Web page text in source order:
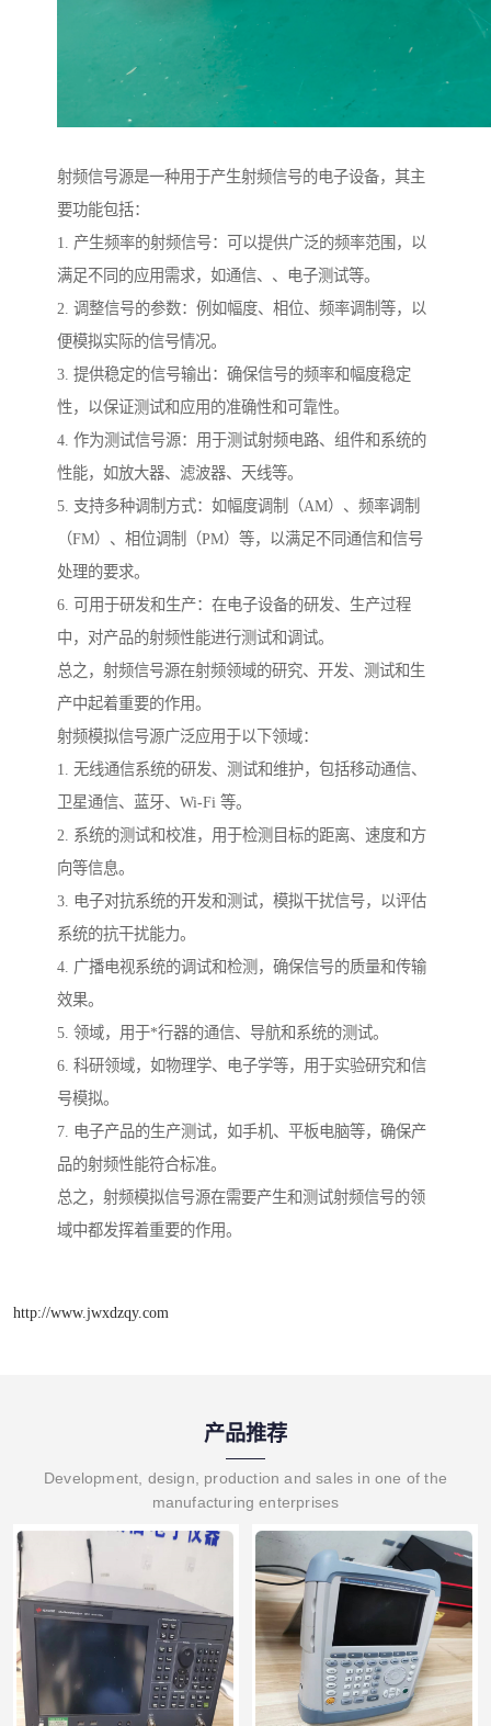
射频信号源是一种用于产生射频信号的电子设备，其主
要功能包括：
1. 产生频率的射频信号：可以提供广泛的频率范围，以
满足不同的应用需求，如通信、、电子测试等。
2. 调整信号的参数：例如幅度、相位、频率调制等，以
便模拟实际的信号情况。
3. 提供稳定的信号输出：确保信号的频率和幅度稳定
性，以保证测试和应用的准确性和可靠性。
4. 作为测试信号源：用于测试射频电路、组件和系统的
性能，如放大器、滤波器、天线等。
5. 支持多种调制方式：如幅度调制（AM）、频率调制
（FM）、相位调制（PM）等，以满足不同通信和信号
处理的要求。
6. 可用于研发和生产：在电子设备的研发、生产过程
中，对产品的射频性能进行测试和调试。
总之，射频信号源在射频领域的研究、开发、测试和生
产中起着重要的作用。
射频模拟信号源广泛应用于以下领域：
1. 无线通信系统的研发、测试和维护，包括移动通信、
卫星通信、蓝牙、Wi-Fi 等。
2. 系统的测试和校准，用于检测目标的距离、速度和方
向等信息。
3. 电子对抗系统的开发和测试，模拟干扰信号，以评估
系统的抗干扰能力。
4. 广播电视系统的调试和检测，确保信号的质量和传输
效果。
5. 领域，用于*行器的通信、导航和系统的测试。
6. 科研领域，如物理学、电子学等，用于实验研究和信
号模拟。
7. 电子产品的生产测试，如手机、平板电脑等，确保产
品的射频性能符合标准。
总之，射频模拟信号源在需要产生和测试射频信号的领
域中都发挥着重要的作用。
http://www.jwxdzqy.com
产品推荐
Development, design, production and sales in one of the
manufacturing enterprises